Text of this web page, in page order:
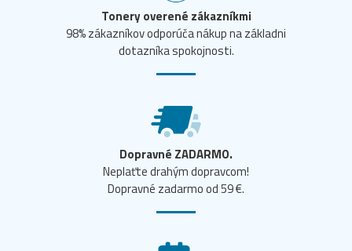
Tonery overené zákazníkmi
98% zákazníkov odporúča nákup na základni
dotazníka spokojnosti.
Dopravné ZADARMO.
Neplaťte drahým dopravcom!
Dopravné zadarmo od 59 €.